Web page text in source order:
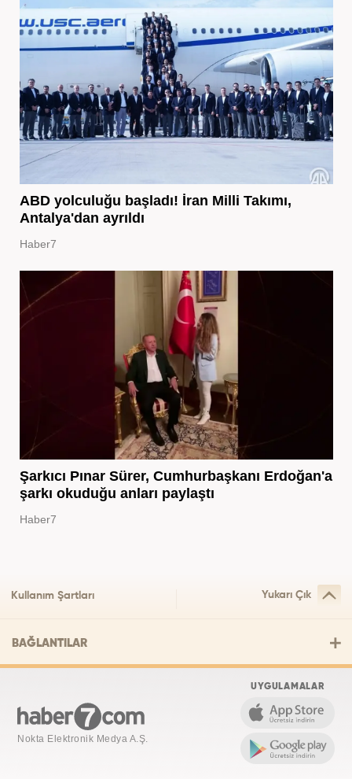
ABD yolculuğu başladı! İran Milli Takımı,
Antalya'dan ayrıldı
Haber7
Şarkıcı Pınar Sürer, Cumhurbaşkanı Erdoğan'a
şarkı okuduğu anları paylaştı
Haber7
Kullanım Şartları Yukarı Çık
BAĞLANTILAR
Nokta Elektronik Medya A.Ş.
UYGULAMALAR